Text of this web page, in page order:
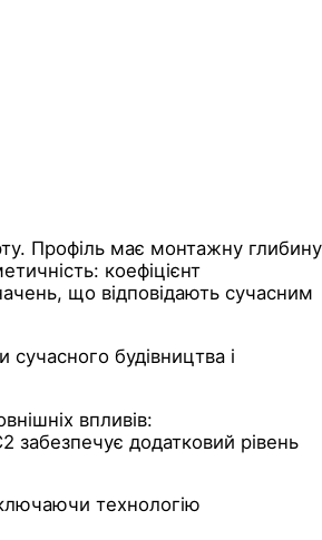
Профіль має монтажну глибину
коефіцієнт
що відповідають сучасним
будівництва і
впливів:
забезпечує додатковий рівень
технологію